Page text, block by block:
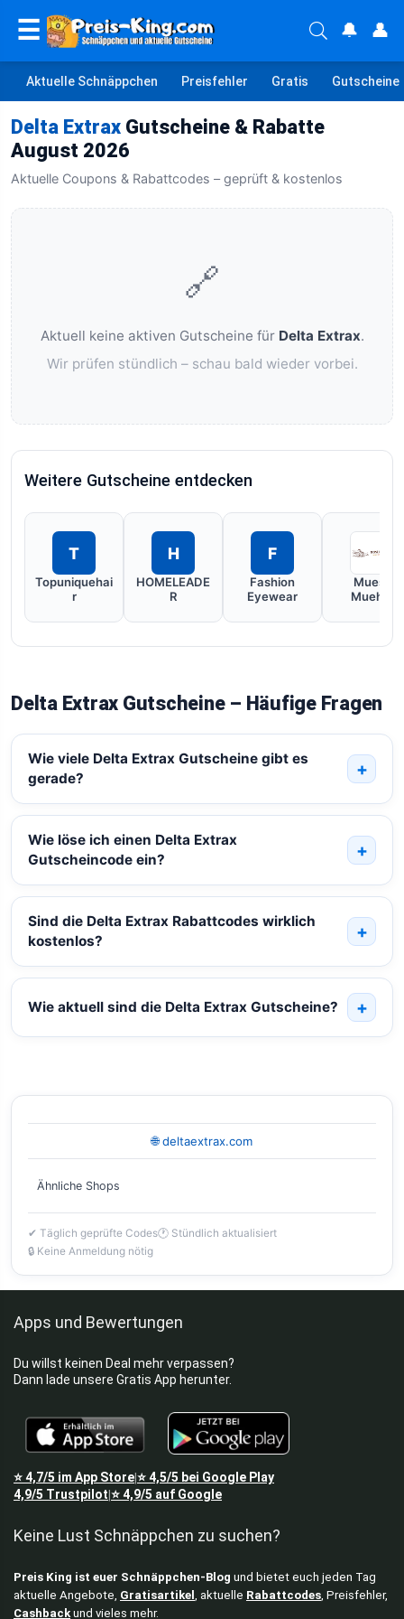
☰ 🔔 👤
Aktuelle Schnäppchen Preisfehler Gratis Gutscheine
Delta Extrax Gutscheine & Rabatte
August 2026
Aktuelle Coupons & Rabattcodes – geprüft & kostenlos
🔗
Aktuell keine aktiven Gutscheine für Delta Extrax.
Wir prüfen stündlich – schau bald wieder vorbei.
Weitere Gutscheine entdecken
T
Topuniquehai
r
H
HOMELEADE
R
F
Fashion
Eyewear
Muesli
Muehle
Delta Extrax Gutscheine – Häufige Fragen
Wie viele Delta Extrax Gutscheine gibt es
gerade?
Wie löse ich einen Delta Extrax
Gutscheincode ein?
Sind die Delta Extrax Rabattcodes wirklich
kostenlos?
Wie aktuell sind die Delta Extrax Gutscheine?
🌐 deltaextrax.com
Ähnliche Shops
✔ Täglich geprüfte Codes🕐 Stündlich aktualisiert
🔒 Keine Anmeldung nötig
Apps und Bewertungen
Du willst keinen Deal mehr verpassen?
Dann lade unsere Gratis App herunter.
⭐4,7/5 im App Store⭐4,5/5 bei Google Play
4,9/5 Trustpilot ⭐4,9/5 auf Google
Keine Lust Schnäppchen zu suchen?
Preis King ist euer Schnäppchen-Blog und bietet euch jeden Tag
aktuelle Angebote, Gratisartikel , aktuelle Rabattcodes, Preisfehler,
Cashbackund vieles mehr.